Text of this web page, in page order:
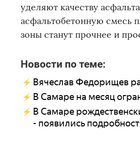
уделяют качеству
асфальтобетонную смесь
зоны станут прочнее и
Новости по теме:
Вячеслав Федорищев
В Самаре на месяц
В Самаре
- появились